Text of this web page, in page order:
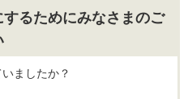
るためにみなさまのご
ましたか？